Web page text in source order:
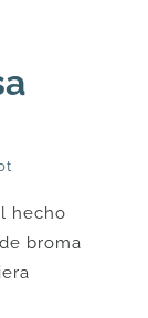
hecho
broma